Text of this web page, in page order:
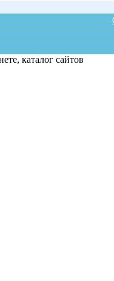
каталог сайтов